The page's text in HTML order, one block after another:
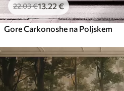
22.03€13.22€
Gore Carkonoshe na Poljskem